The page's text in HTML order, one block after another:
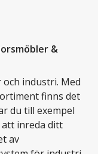
&
industri. Med
finns det
du till exempel
inreda ditt
av